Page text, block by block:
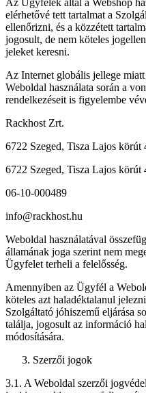
Az Ügyfelek által a Webshop
elérhetővé tett tartalmat a
ellenőrizni, és a közzétett
jogosult, de nem köteles
jeleket keresni.
Az Internet globális jellege
Weboldal használata során a
rendelkezéseit is figyelembe
Rackhost Zrt.
6722 Szeged, Tisza Lajos körút
6722 Szeged, Tisza Lajos körút
06-10-000489
info@rackhost.hu
Weboldal használatával
államának joga szerint nem
Ügyfelet terheli a felelősség.
Amennyiben az Ügyfél a
köteles azt haladéktalanul
Szolgáltató jóhiszemű eljárása
találja, jogosult az információ
módosítására.
Szerzői jogok
3.1. A Weboldal szerzői